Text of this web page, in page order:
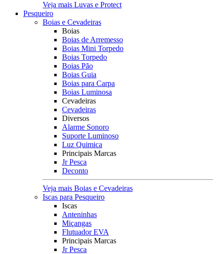
Veja mais Luvas e Protect
Pesqueiro
Boias e Cevadeiras
Boias
Boias de Arremesso
Boias Mini Torpedo
Boias Torpedo
Boias Pão
Boias Guia
Boias para Carpa
Boias Luminosa
Cevadeiras
Cevadeiras
Diversos
Alarme Sonoro
Suporte Luminoso
Luz Quimica
Principais Marcas
Jr Pesca
Deconto
Veja mais Boias e Cevadeiras
Iscas para Pesqueiro
Iscas
Anteninhas
Miçangas
Flutuador EVA
Principais Marcas
Jr Pesca